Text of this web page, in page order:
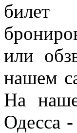
билет
или
нашем
На
Одесса